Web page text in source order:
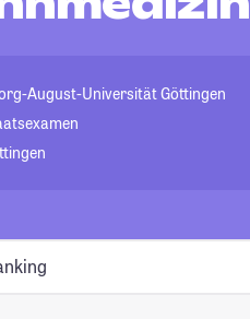
August-Universität Göttingen